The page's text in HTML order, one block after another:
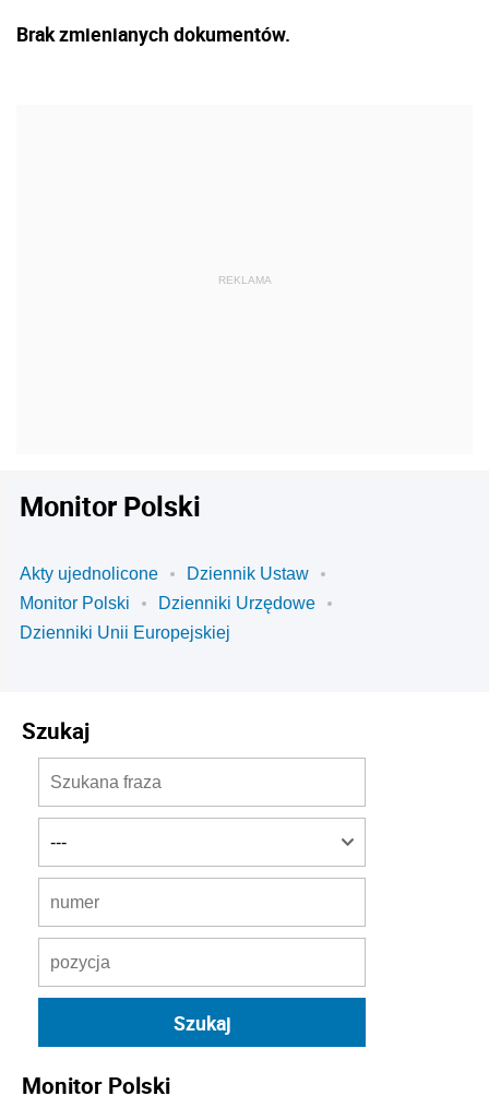
Brak zmienianych dokumentów.
Monitor Polski
Akty ujednolicone
Dziennik Ustaw
Monitor Polski
Dzienniki Urzędowe
Dzienniki Unii Europejskiej
Szukaj
Monitor Polski